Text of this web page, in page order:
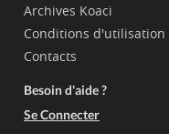
Archives Koaci
Conditions d'utilisation
Contacts
Besoin d'aide ?
Se Connecter